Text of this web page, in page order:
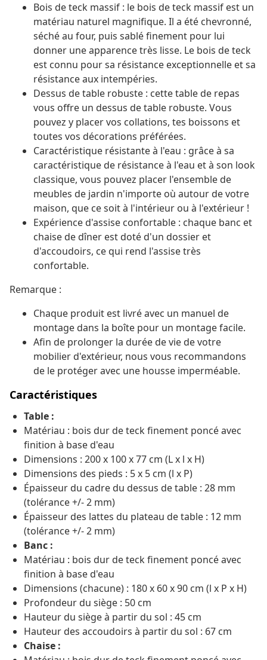
Bois de teck massif : le bois de teck massif est un
matériau naturel magnifique. Il a été chevronné,
séché au four, puis sablé finement pour lui
donner une apparence très lisse. Le bois de teck
est connu pour sa résistance exceptionnelle et sa
résistance aux intempéries.
Dessus de table robuste : cette table de repas
vous offre un dessus de table robuste. Vous
pouvez y placer vos collations, tes boissons et
toutes vos décorations préférées.
Caractéristique résistante à l'eau : grâce à sa
caractéristique de résistance à l'eau et à son look
classique, vous pouvez placer l'ensemble de
meubles de jardin n'importe où autour de votre
maison, que ce soit à l'intérieur ou à l'extérieur !
Expérience d'assise confortable : chaque banc et
chaise de dîner est doté d'un dossier et
d'accoudoirs, ce qui rend l'assise très
confortable.
Remarque :
Chaque produit est livré avec un manuel de
montage dans la boîte pour un montage facile.
Afin de prolonger la durée de vie de votre
mobilier d'extérieur, nous vous recommandons
de le protéger avec une housse imperméable.
Caractéristiques
Table :
Matériau : bois dur de teck finement poncé avec
finition à base d'eau
Dimensions : 200 x 100 x 77 cm (L x l x H)
Dimensions des pieds : 5 x 5 cm (l x P)
Épaisseur du cadre du dessus de table : 28 mm
(tolérance +/- 2 mm)
Épaisseur des lattes du plateau de table : 12 mm
(tolérance +/- 2 mm)
Banc :
Matériau : bois dur de teck finement poncé avec
finition à base d'eau
Dimensions (chacune) : 180 x 60 x 90 cm (l x P x H)
Profondeur du siège : 50 cm
Hauteur du siège à partir du sol : 45 cm
Hauteur des accoudoirs à partir du sol : 67 cm
Chaise :